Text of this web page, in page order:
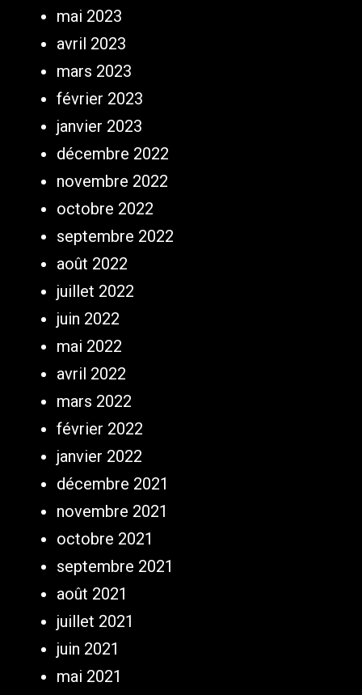
mai 2023
avril 2023
mars 2023
février 2023
janvier 2023
décembre 2022
novembre 2022
octobre 2022
septembre 2022
août 2022
juillet 2022
juin 2022
mai 2022
avril 2022
mars 2022
février 2022
janvier 2022
décembre 2021
novembre 2021
octobre 2021
septembre 2021
août 2021
juillet 2021
juin 2021
mai 2021